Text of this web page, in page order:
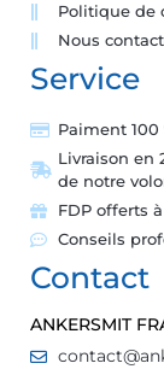
Politique de
Nous
Service
Paiment 100
Livraison en
de notre
FDP offerts
Conseils
Contact
ANKERSMIT